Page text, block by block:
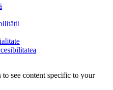
see content specific to your